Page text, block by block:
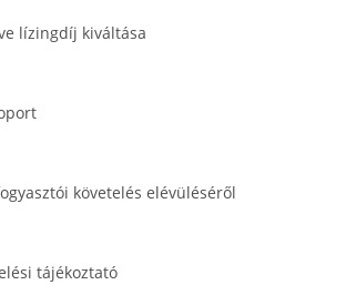
lízingdíj kiváltása
követelés elévüléséről
tájékoztató